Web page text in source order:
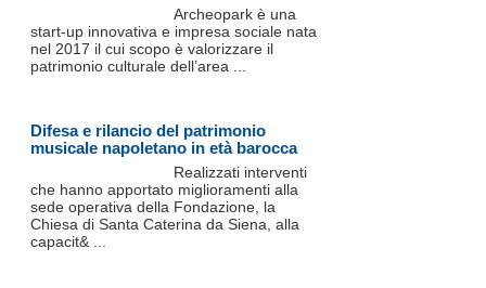
Archeopark è una
start-up innovativa e impresa sociale nata
nel 2017 il cui scopo è valorizzare il
patrimonio culturale dell’area ...
Difesa e rilancio del patrimonio
musicale napoletano in età barocca
Realizzati interventi
che hanno apportato miglioramenti alla
sede operativa della Fondazione, la
Chiesa di Santa Caterina da Siena, alla
capacit& ...